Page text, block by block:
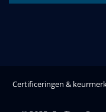
Certificeringen &